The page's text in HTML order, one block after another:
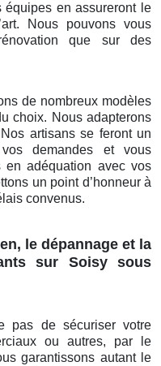
en assureront le
Nous pouvons vous
que sur des
de nombreux modèles
choix. Nous adapterons
artisans se feront un
demandes et vous
adéquation avec vos
un point d’honneur à
convenus.
le dépannage et la
sur Soisy sous
pas de sécuriser votre
ou autres, par le
garantissons autant le